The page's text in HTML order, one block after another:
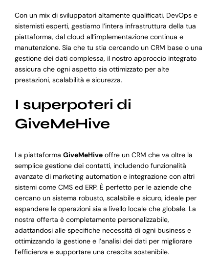
Con un mix di sviluppatori altamente qualificati, DevOps e
sistemisti esperti, gestiamo l’intera infrastruttura della tua
piattaforma, dal cloud all’implementazione continua e
manutenzione. Sia che tu stia cercando un CRM base o una
gestione dei dati complessa, il nostro approccio integrato
assicura che ogni aspetto sia ottimizzato per alte
prestazioni, scalabilità e sicurezza.
I superpoteri di
GiveMeHive
La piattaforma GiveMeHiveoffre un CRM che va oltre la
semplice gestione dei contatti, includendo funzionalità
avanzate di marketing automation e integrazione con altri
sistemi come CMS ed ERP. È perfetto per le aziende che
cercano un sistema robusto, scalabile e sicuro, ideale per
espandere le operazioni sia a livello locale che globale. La
nostra offerta è completamente personalizzabile,
adattandosi alle specifiche necessità di ogni business e
ottimizzando la gestione e l’analisi dei dati per migliorare
l’efficienza e supportare una crescita sostenibile.